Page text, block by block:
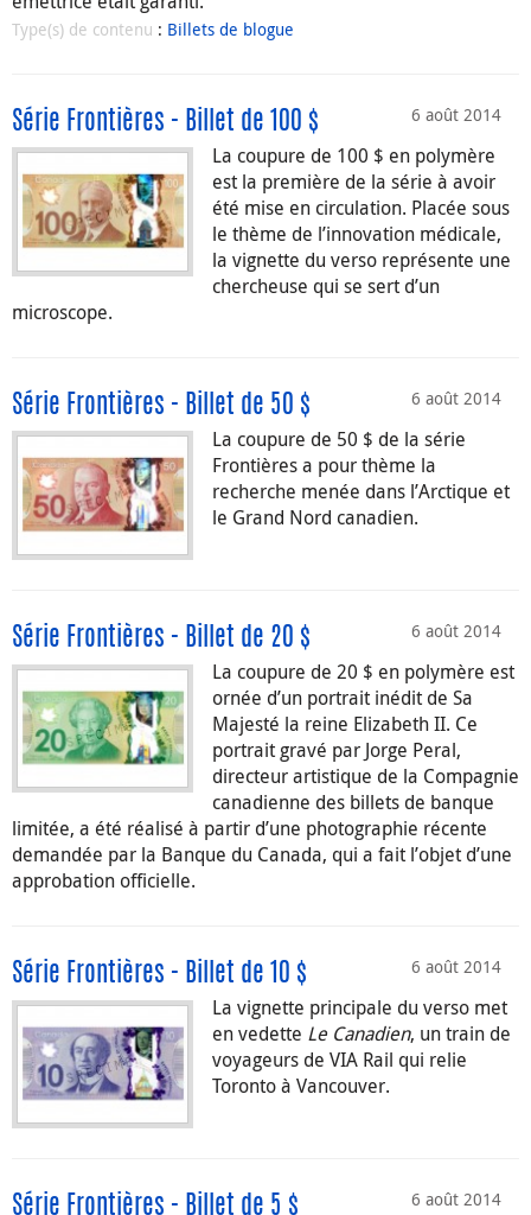
Type(s) de contenu : Billets de blogue
6 août 2014
Série Frontières - Billet de 100 $
La coupure de 100 $ en polymère
est la première de la série à avoir
été mise en circulation. Placée sous
le thème de l’innovation médicale,
la vignette du verso représente une
chercheuse qui se sert d’un
microscope.
6 août 2014
Série Frontières - Billet de 50 $
La coupure de 50 $ de la série
Frontières a pour thème la
recherche menée dans l’Arctique et
le Grand Nord canadien.
6 août 2014
Série Frontières - Billet de 20 $
La coupure de 20 $ en polymère est
ornée d’un portrait inédit de Sa
Majesté la reine Elizabeth II. Ce
portrait gravé par Jorge Peral,
directeur artistique de la Compagnie
canadienne des billets de banque
limitée, a été réalisé à partir d’une photographie récente
demandée par la Banque du Canada, qui a fait l’objet d’une
approbation officielle.
6 août 2014
Série Frontières - Billet de 10 $
La vignette principale du verso met
en vedette Le Canadien, un train de
voyageurs de VIA Rail qui relie
Toronto à Vancouver.
6 août 2014
Série Frontières - Billet de 5 $